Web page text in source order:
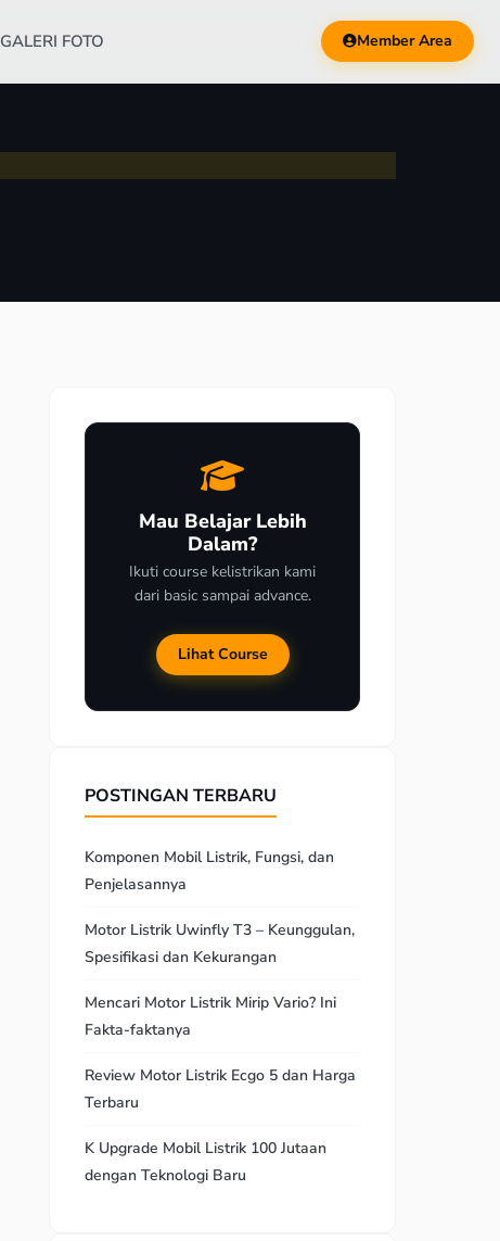
GALERI FOTO Member Area
Mau Belajar Lebih
Dalam?
Ikuti course kelistrikan kami
dari basic sampai advance.
Lihat Course
POSTINGAN TERBARU
Komponen Mobil Listrik, Fungsi, dan
Penjelasannya
Motor Listrik Uwinfly T3 – Keunggulan,
Spesifikasi dan Kekurangan
Mencari Motor Listrik Mirip Vario? Ini
Fakta-faktanya
Review Motor Listrik Ecgo 5 dan Harga
Terbaru
K Upgrade Mobil Listrik 100 Jutaan
dengan Teknologi Baru